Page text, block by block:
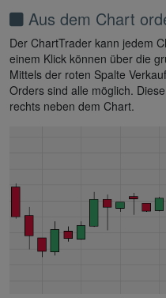
Aus dem Chart
Der ChartTrader kann jedem
einem Klick können über die
Mittels der roten Spalte
Orders sind alle möglich.
rechts neben dem Chart.